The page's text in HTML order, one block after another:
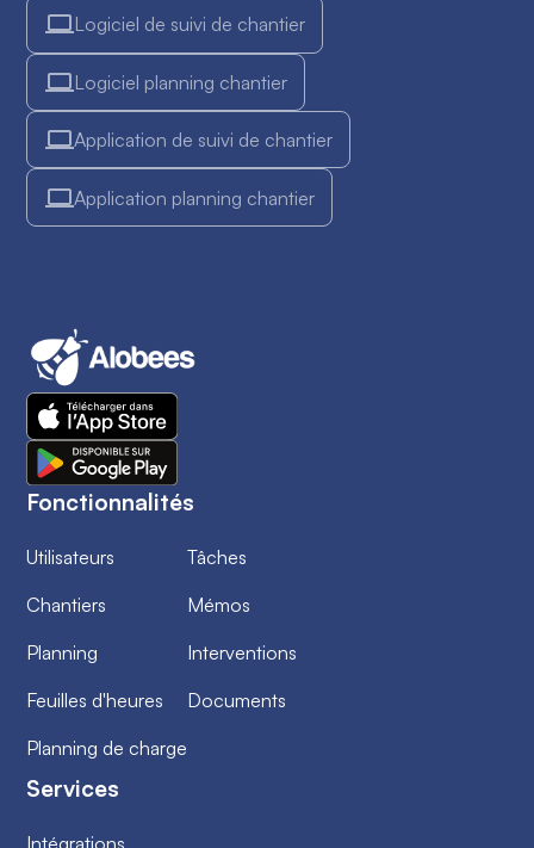
Logiciel de suivi de chantier
Logiciel planning chantier
Application de suivi de chantier
Application planning chantier
Fonctionnalités
Utilisateurs
Chantiers
Planning
Feuilles d'heures
Planning de charge
Tâches
Mémos
Interventions
Documents
Services
Intégrations